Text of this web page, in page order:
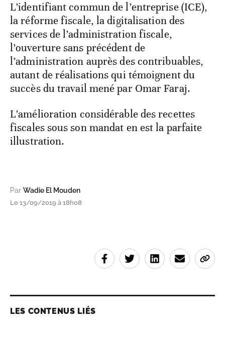
L’identifiant commun de l’entreprise (ICE),
la réforme fiscale, la digitalisation des
services de l’administration fiscale,
l’ouverture sans précédent de
l’administration auprès des contribuables,
autant de réalisations qui témoignent du
succès du travail mené par Omar Faraj.
L’amélioration considérable des recettes
fiscales sous son mandat en est la parfaite
illustration.
Par Wadie El Mouden
Le 13/09/2019 à 18h08
LES CONTENUS LIÉS